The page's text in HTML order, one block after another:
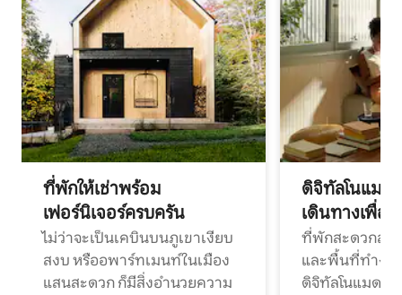
ที่พักให้เช่าพร้อม
เฟอร์นิเจอร์ครบครัน
ไม่ว่าจะเป็นเคบินบนภูเขาเงียบ
สงบ หรืออพาร์ทเมนท์ในเมือง
แสนสะดวก ก็มีสิ่งอำนวยความ
ดิจิทัลโนแมด
เดินทางเพื่อ
ที่พักสะดวกสบ
และพื้นที่ทำงา
ดิจิทัลโนแมดแ